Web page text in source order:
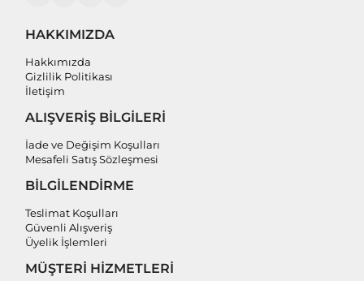
HAKKIMIZDA
Hakkımızda
Gizlilik Politikası
İletişim
ALIŞVERİŞ BİLGİLERİ
İade ve Değişim Koşulları
Mesafeli Satış Sözleşmesi
BİLGİLENDİRME
Teslimat Koşulları
Güvenli Alışveriş
Üyelik İşlemleri
MÜŞTERİ HİZMETLERİ